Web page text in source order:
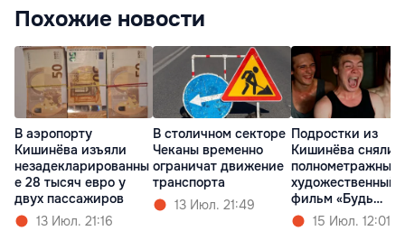
Похожие новости
В аэропорту
Кишинёва изъяли
незадекларированны
е 28 тысяч евро у
двух пассажиров
13 Июл. 21:16
В столичном секторе
Чеканы временно
ограничат движение
транспорта
13 Июл. 21:49
Подростки из
Кишинёва сняли
полнометражный
художественный
фильм «Будь
Золотым»
15 Июл. 12:01